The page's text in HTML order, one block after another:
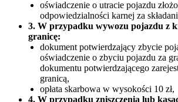
oświadczenie o utracie pojazdu
odpowiedzialności karnej za
3. W przypadku wywozu pojazdu z
granicę:
dokument potwierdzający zbycie
oświadczenie o zbyciu pojazdu za
dokumentu potwierdzającego
granicą,
opłata skarbowa w wysokości 10 zł,
4. W przypadku zniszczenia lub